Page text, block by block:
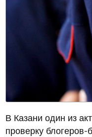
В Казани один из
проверку